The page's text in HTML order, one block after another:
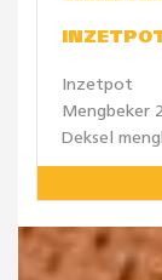
Inzetpot
Mengbeker
Deksel